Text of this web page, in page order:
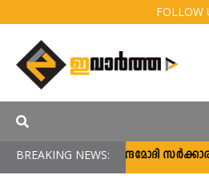
FOLLOW
BREAKING NEWS:നരേന്ദ്രമോദി